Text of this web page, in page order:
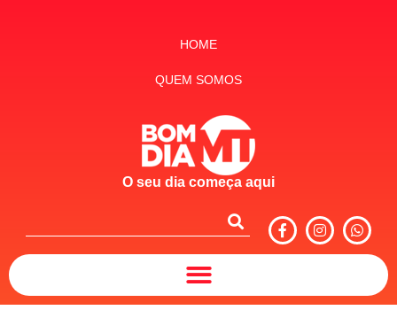
HOME
QUEM SOMOS
O seu dia começa aqui